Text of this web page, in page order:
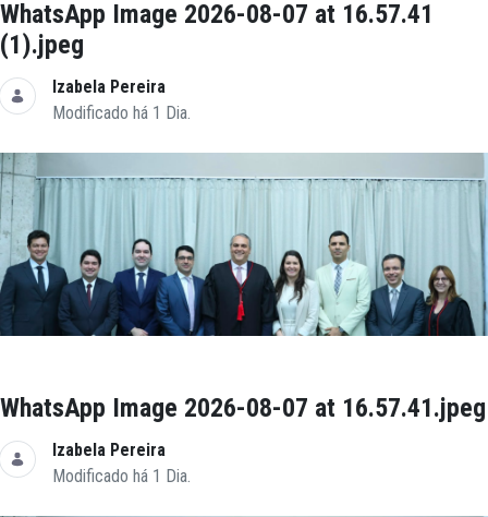
WhatsApp Image 2026-08-07 at 16.57.41
(1).jpeg
Izabela Pereira
Modificado há 1 Dia.
WhatsApp Image 2026-08-07 at 16.57.41.jpeg
Izabela Pereira
Modificado há 1 Dia.